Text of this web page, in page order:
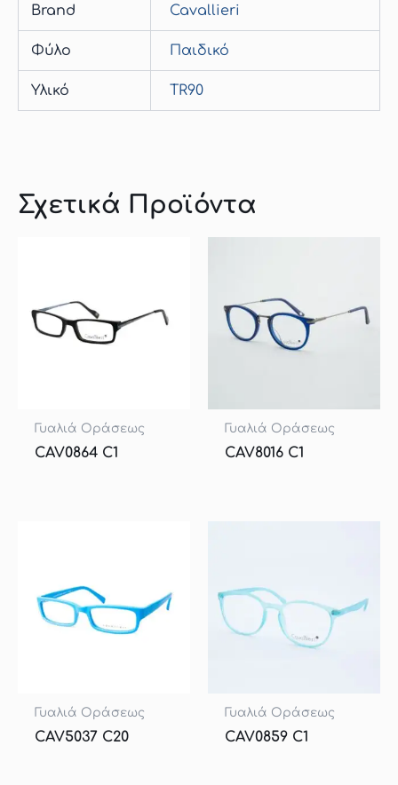
Brand Cavallieri
Φύλο Παιδικό
Υλικό TR90
Σχετικά Προϊόντα
Γυαλιά Οράσεως
CAV0864 C1
Γυαλιά Οράσεως
CAV8016 C1
Γυαλιά Οράσεως
CAV5037 C20
Γυαλιά Οράσεως
CAV0859 C1